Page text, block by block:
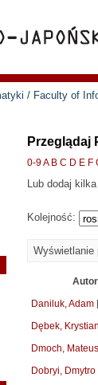
/ Faculty of
Przeglądaj
0-9A B C D E F
Lub dodaj
Kolejność:
Wyświetlanie
Autor
Daniluk, Adam
Dębek, Krystian
Dmoch,
Dobryi, Dmytro